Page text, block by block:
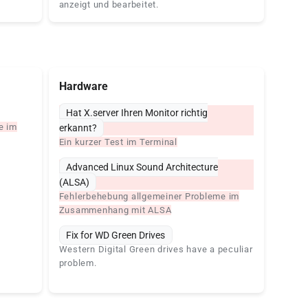
anzeigt und bearbeitet.
im
Hardware
Hat X.server Ihren Monitor richtig
erkannt?
Ein kurzer Test im Terminal
Advanced Linux Sound Architecture
(ALSA)
Fehlerbehebung allgemeiner Probleme im
Zusammenhang mit ALSA
Fix for WD Green Drives
Western Digital Green drives have a peculiar
problem.